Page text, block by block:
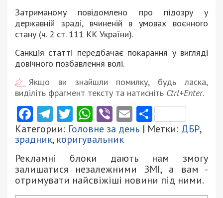
Затриманому повідомлено про підозру у
державній зраді, вчиненій в умовах воєнного
стану (ч. 2 ст. 111 КК України).
Санкція статті передбачає покарання у вигляді
довічного позбавлення волі.
Якщо ви знайшли помилку, будь ласка,
виділіть фрагмент тексту та натисніть Ctrl+Enter.
Facebook
Telegram
Twitter
WhatsApp
ViberEmail
Категории: Головне за день | Метки: ДБР,
зрадник, коригувальник
Рекламні блоки дають нам змогу
залишатися незалежними ЗМІ, а вам -
отримувати найсвіжіші новини під ними.